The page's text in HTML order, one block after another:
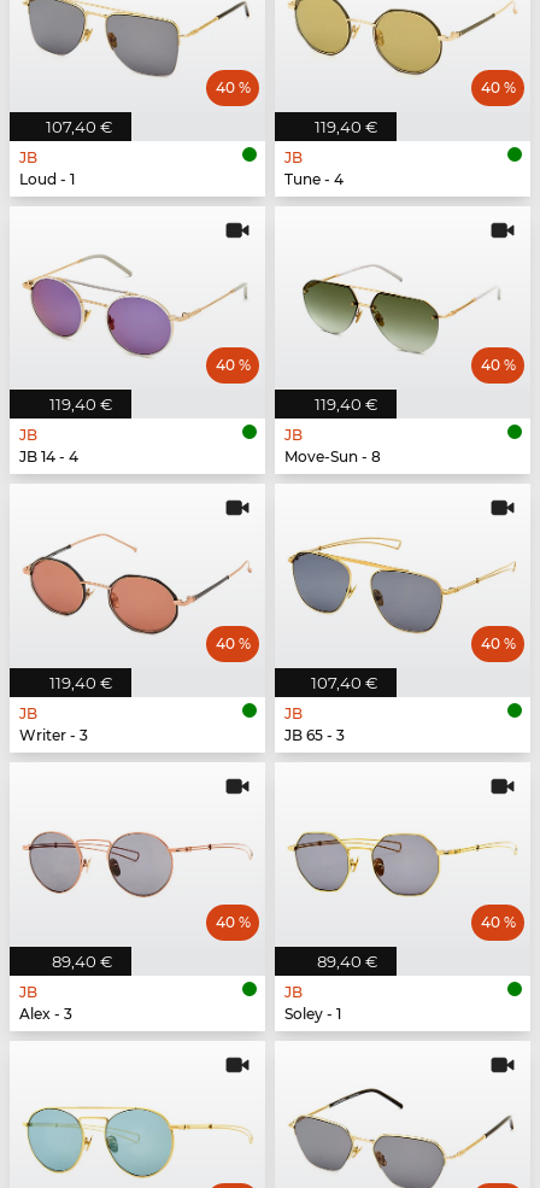
107,40 €
40 %
JB
Loud - 1
119,40 €
40 %
JB
Tune - 4
119,40 €
40 %
JB
JB 14 - 4
119,40 €
40 %
JB
Move-Sun - 8
119,40 €
40 %
JB
Writer - 3
107,40 €
40 %
JB
JB 65 - 3
89,40 €
40 %
JB
Alex - 3
89,40 €
40 %
JB
Soley - 1